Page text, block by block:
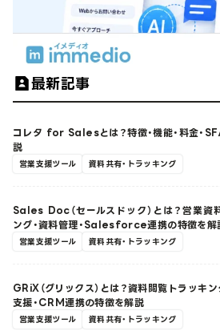
最新記事
コレタ for Salesとは？特徴・機能・料金・
説
営業支援ツール 資料共有・トラッキング
Sales Doc（セールスドック）とは？営業資
ング・資料管理・Salesforce連携の特徴を解
営業支援ツール 資料共有・トラッキング
GRiX（グリックス）とは？資料閲覧トラッキ
支援・CRM連携の特徴を解説
営業支援ツール 資料共有・トラッキング